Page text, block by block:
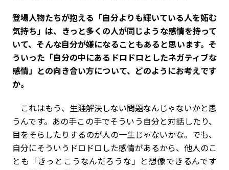
――登場人物たちが抱える「自分よりも輝いている人を妬む
気持ち」は、きっと多くの人が同じような感情を持って
いて、そんな自分が嫌になることもあると思います。そ
ういった「自分の中にあるドロドロとしたネガティブな
感情」との向き合い方について、どのようにお考えです
か。
これはもう、生涯解決しない問題なんじゃないかと思
うんです。あの手この手でそういう自分と対話したり、
目をそらしたりするのが人の一生じゃないかな。でも、
自分にそういうドロドロした感情があるから、他人のこ
とも「きっとこうなんだろうな」と想像できるんです